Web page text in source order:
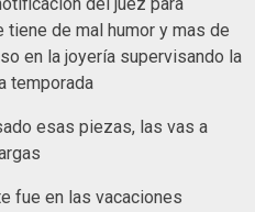
de mal humor y mas de
en la joyería supervisando la
temporada
esas piezas, las vas a
fue en las vacaciones